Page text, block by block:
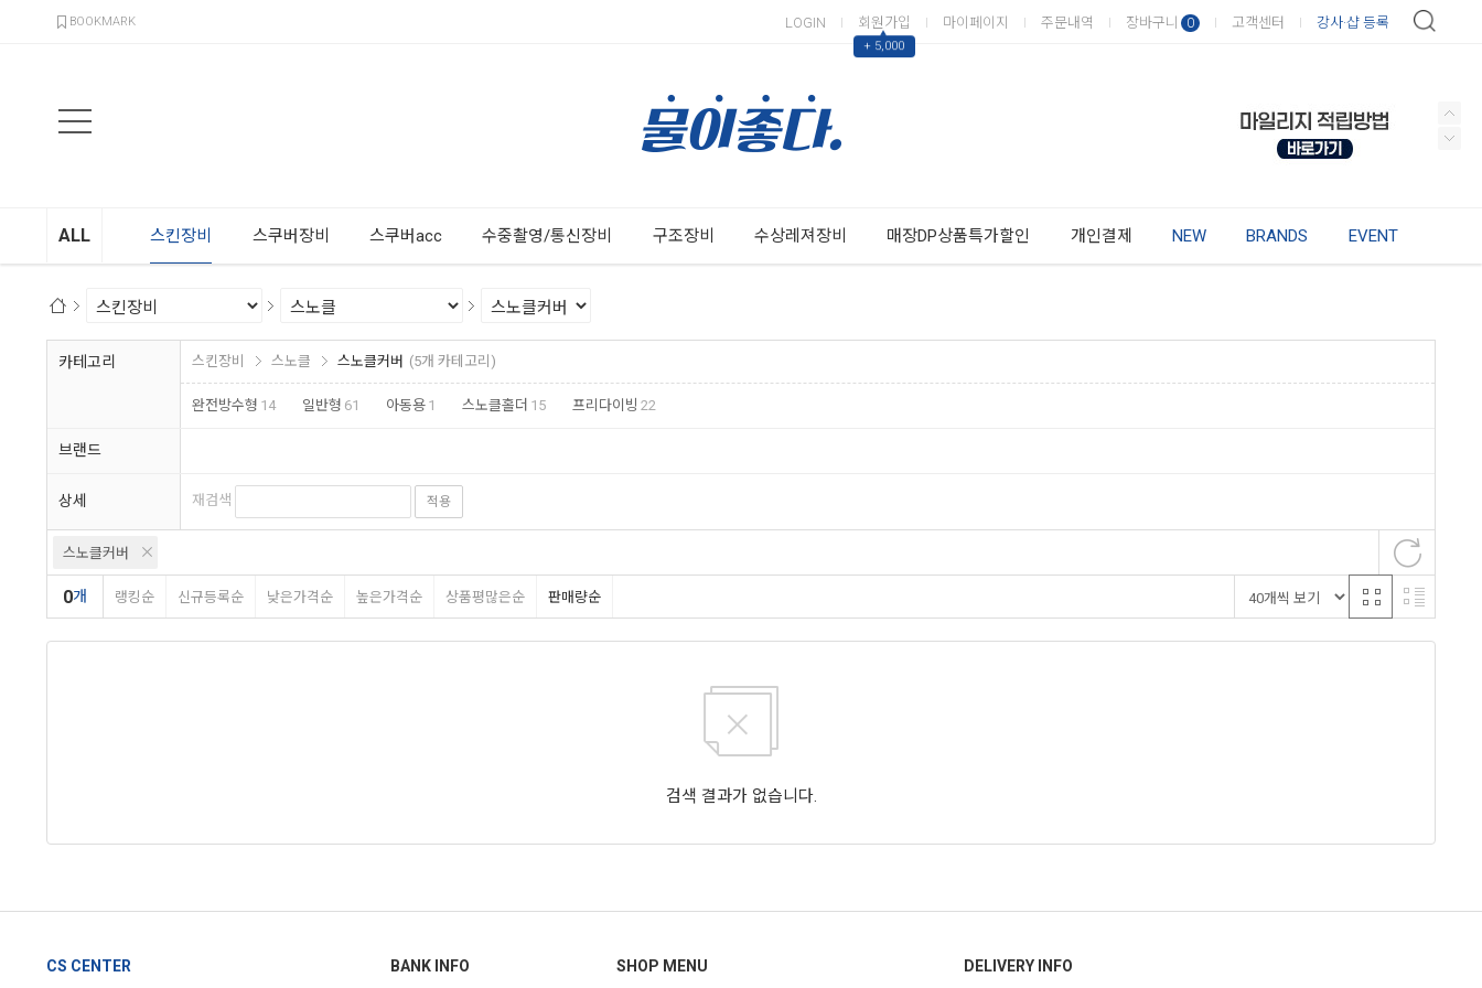
BOOKMARK LOGIN 회원가입
▲
+ 5,000
마이페이지 주문내역 장바구니 0 고객센터 강사·샵 등록
ALL 스킨장비 스쿠버장비 스쿠버acc 수중촬영/통신장비 구조장비 수상레져장비 매장DP상품특가할인 개인결제 NEW BRANDS EVENT
카테고리 스킨장비 스노클 스노클커버 (5개 카테고리)
완전방수형 14 일반형 61 아동용 1 스노클홀더 15 프리다이빙 22
브랜드
상세 재검색 적용
스노클커버
0개 랭킹순 신규등록순 낮은가격순 높은가격순 상품평많은순 판매량순
검색 결과가 없습니다.
CS CENTER BANK INFO SHOP MENU DELIVERY INFO